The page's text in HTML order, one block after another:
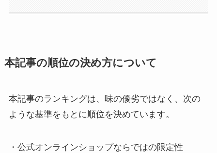
本記事の順位の決め方について
本記事のランキングは、味の優劣ではなく、次の
ような基準をもとに順位を決めています。
・公式オンラインショップならではの限定性